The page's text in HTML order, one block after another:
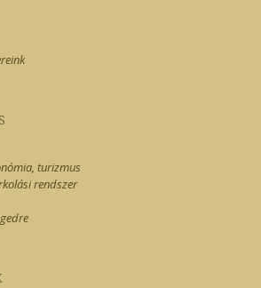
turizmus
rendszer